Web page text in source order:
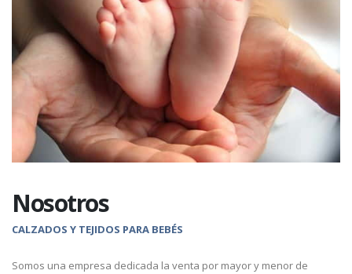
Nosotros
CALZADOS Y TEJIDOS PARA BEBÉS
Somos una empresa dedicada la venta por mayor y menor de